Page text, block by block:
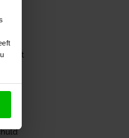
wordt